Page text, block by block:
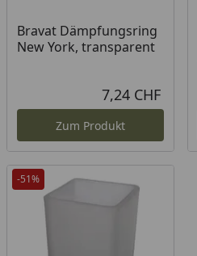
Bravat Dämpfungsring
New York, transparent
7,24 CHF
Zum Produkt
-51%